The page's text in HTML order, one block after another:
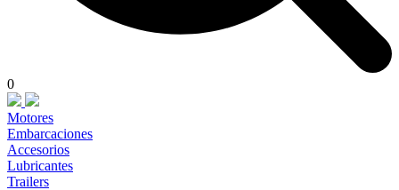
0
Motores
Embarcaciones
Accesorios
Lubricantes
Trailers